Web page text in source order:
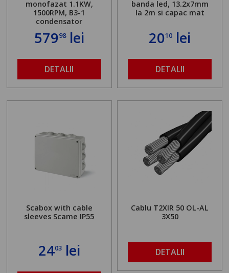
monofazat 1.1KW,
1500RPM, B3-1
condensator
57998lei
DETALII
banda led, 13.2x7mm
la 2m si capac mat
2010 lei
DETALII
Scabox with cable
sleeves Scame IP55
2403lei
Cablu T2XIR 50 OL-AL
3X50
DETALII